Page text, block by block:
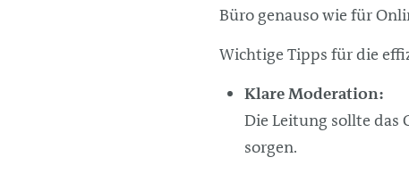
Büro genauso wie für
Wichtige Tipps für die
Klare Moderation:
Die Leitung sollte das
sorgen.